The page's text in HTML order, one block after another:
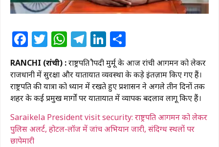
Facebook
Twitter
WhatsApp
Telegram
LinkedIn
RANCHI (रांची) :राष्ट्रपति द्रौपदी मुर्मू के आज रांची आगमन को लेकर
राजधानी में सुरक्षा और यातायात व्यवस्था के कड़े इंतज़ाम किए गए हैं।
राष्ट्रपति की यात्रा को ध्यान में रखते हुए प्रशासन ने अगले तीन दिनों तक
शहर के कई प्रमुख मार्गों पर यातायात में व्यापक बदलाव लागू किए हैं।
Saraikela President visit security: राष्ट्रपति आगमन को लेकर
पुलिस अलर्ट, होटल-लॉज में जांच अभियान जारी, संदिग्ध स्थलों पर
छापेमारी